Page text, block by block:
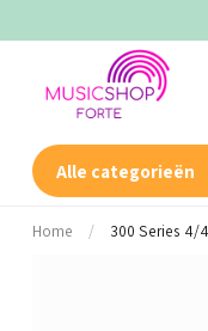
Alle categorieën
Home / 300 Series 4/